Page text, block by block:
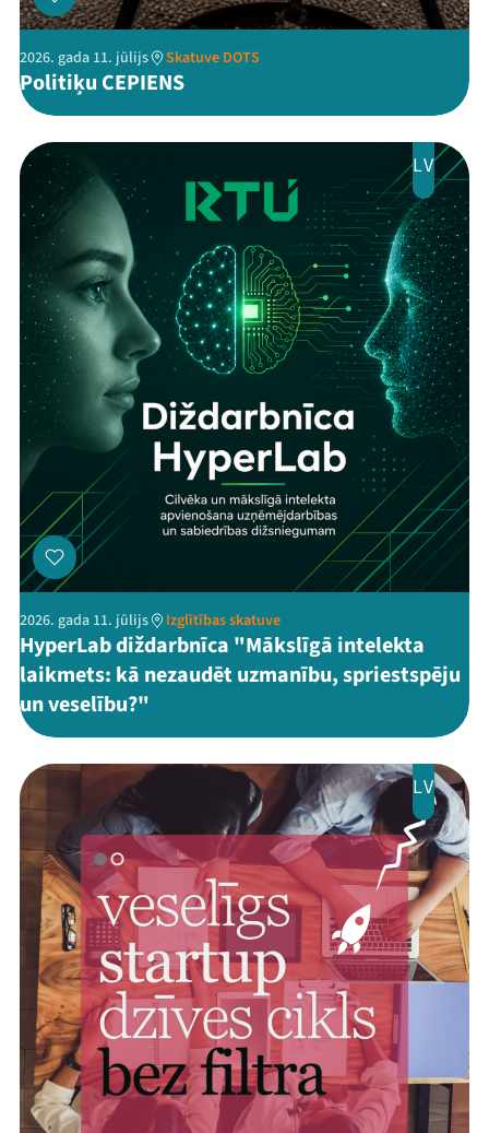
2026. gada 11. jūlijs Skatuve DOTS
Politiķu CEPIENS
LV
2026. gada 11. jūlijs Izglītības skatuve
HyperLab diždarbnīca "Mākslīgā intelekta
laikmets: kā nezaudēt uzmanību, spriestspēju
un veselību?"
LV